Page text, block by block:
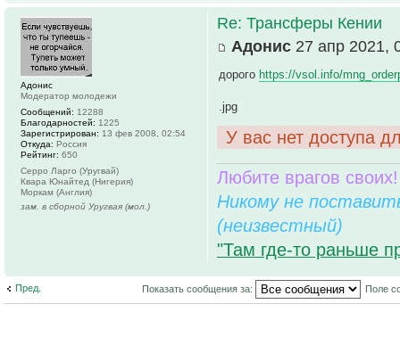
Re: Трансферы Кении
Адонис 27 апр 2021,
дорого https://vsol.info/
.jpg
У вас нет доступа
Любите врагов
Никому не
(неизвестный)
"Там где-то раньше
Адонис
Модератор молодежи
Сообщений: 12288
Благодарностей: 1225
Зарегистрирован: 13 фев 2008, 02:54
Откуда: Россия
Рейтинг: 650
Серро Ларго (Уругвай)
Квара Юнайтед (Нигерия)
Моркам (Англия)
зам. в сборной Уругвая (мол.)
Пред. Показать сообщения за: Поле